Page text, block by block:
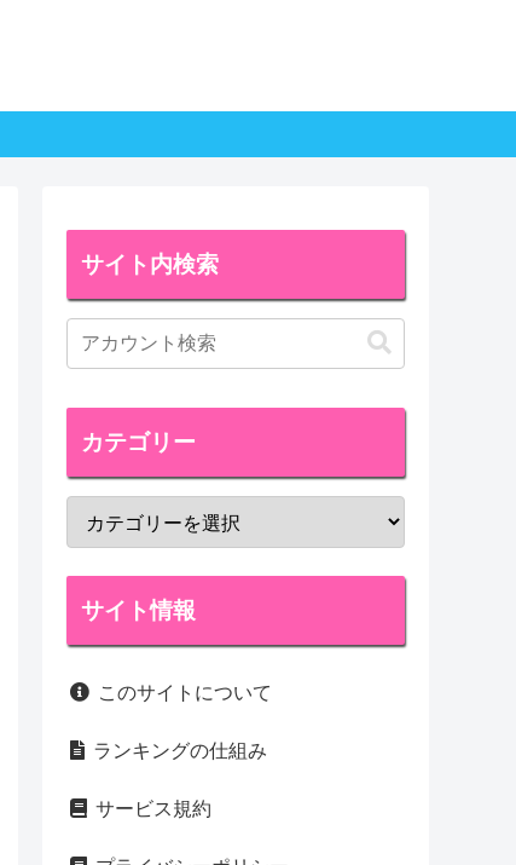
サイト内検索
カテゴリー
サイト情報
このサイトについて
ランキングの仕組み
サービス規約